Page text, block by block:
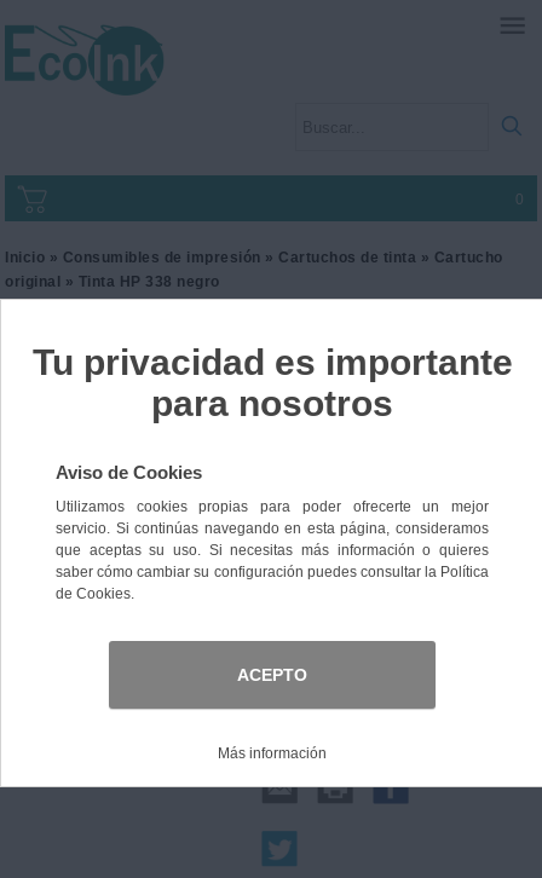
0
Inicio » Consumibles de impresión » Cartuchos de tinta » Cartucho
original
» Tinta HP 338 negro
Tinta HP 338 negro
Ref. C8765EE
Comprar